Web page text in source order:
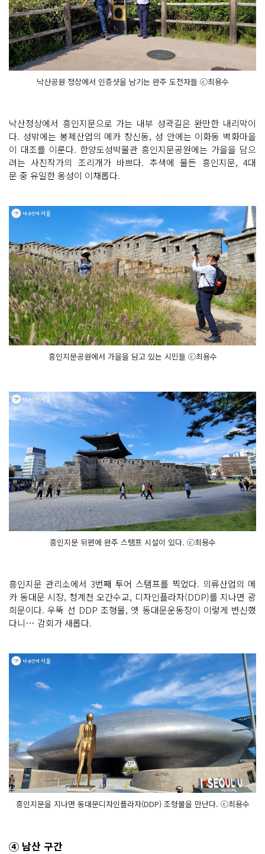
낙산공원 정상에서 인증샷을 남기는 완주 도전자들 ⓒ최용수
낙산정상에서 흥인지문으로 가는 내부 성곽길은 완만한 내리막이
다. 성밖에는 봉제산업의 메카 창신동, 성 안에는 이화동 벽화마을
이 대조를 이룬다. 한양도성박물관 흥인지문공원에는 가을을 담으
려는 사진작가의 조리개가 바쁘다. 추색에 물든 흥인지문, 4대
문 중 유일한 옹성이 이채롭다.
흥인지문공원에서 가을을 담고 있는 시민들 ⓒ최용수
흥인지문 뒤편에 완주 스탬프 시설이 있다. ⓒ최용수
흥인지문 관리소에서 3번째 투어 스탬프를 찍었다. 의류산업의 메
카 동대문 시장, 청계천 오간수교, 디자인플라자(DDP)를 지나면 광
희문이다. 우뚝 선 DDP 조형물, 옛 동대문운동장이 이렇게 변신했
다니… 감회가 새롭다.
흥인지문을 지나면 동대문디자인플라자(DDP) 조형물을 만난다. ⓒ최용수
④ 남산 구간